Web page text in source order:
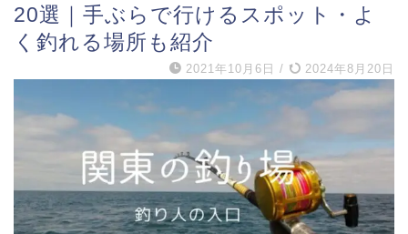
20選｜手ぶらで行けるスポット・よ
く釣れる場所も紹介
2021年10月6日 / 2024年8月20日